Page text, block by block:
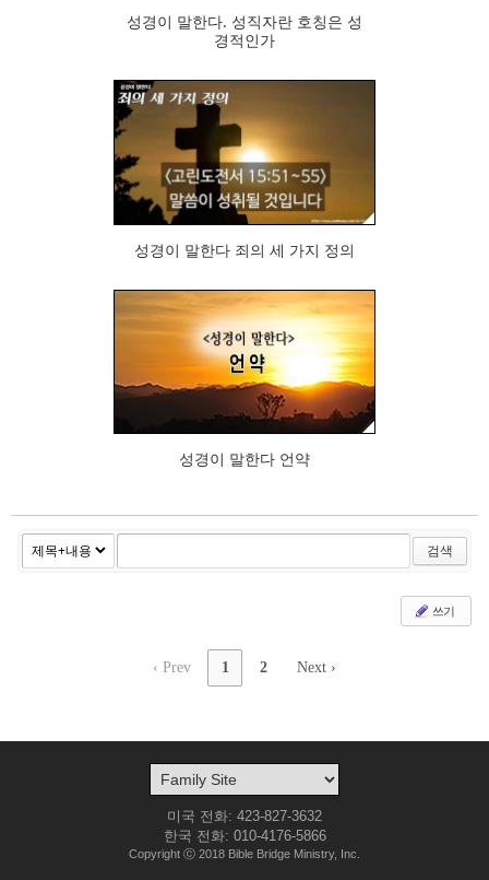
성경이 말한다. 성직자란 호칭은 성
경적인가
378
성경이 말한다 죄의 세 가지 정의
성경이 말한다 언약
검색
쓰기
‹ Prev 1 2 Next ›
미국 전화: 423-827-3632
한국 전화: 010-4176-5866
Copyright ⓒ 2018 Bible Bridge Ministry, Inc.